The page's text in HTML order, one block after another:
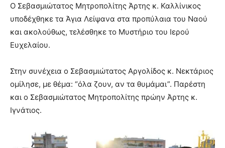
Ο Σεβασμιώτατος Μητροπολίτης Άρτης κ. Καλλίνικος
υποδέχθηκε τα Άγια Λείψανα στα προπύλαια του Ναού
και ακολούθως, τελέσθηκε το Μυστήριο του Ιερού
Ευχελαίου.
Στην συνέχεια ο Σεβασμιώτατος Αργολίδος κ. Νεκτάριος
ομίλησε, με θέμα: “όλα ζουν, αν τα θυμάμαι”. Παρέστη
και ο Σεβασμιώτατος Μητροπολίτης πρώην Άρτης κ.
Ιγνάτιος.